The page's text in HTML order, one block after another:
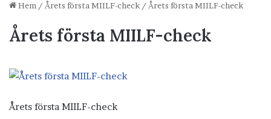
Hem / Årets första MIILF-check / Årets första MIILF-check
Årets första MIILF-check
Årets första MIILF-check